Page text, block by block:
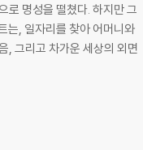
로 명성을 떨쳤다. 하지만 그
는, 일자리를 찾아 어머니와
, 그리고 차가운 세상의 외면